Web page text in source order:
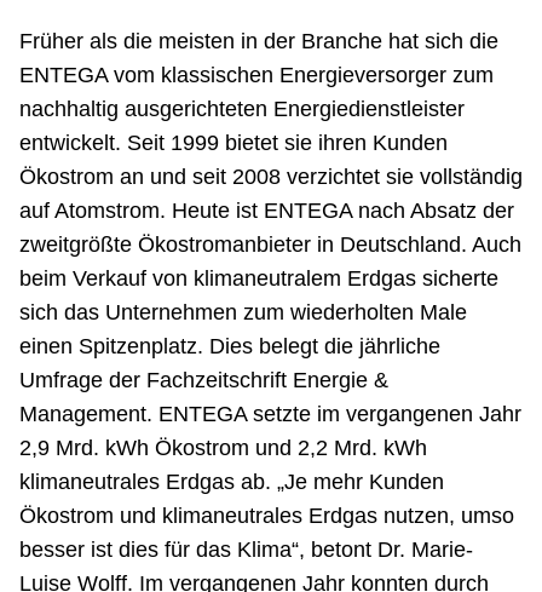
Früher als die meisten in der Branche hat sich die
ENTEGA vom klassischen Energieversorger zum
nachhaltig ausgerichteten Energiedienstleister
entwickelt. Seit 1999 bietet sie ihren Kunden
Ökostrom an und seit 2008 verzichtet sie vollständig
auf Atomstrom. Heute ist ENTEGA nach Absatz der
zweitgrößte Ökostromanbieter in Deutschland. Auch
beim Verkauf von klimaneutralem Erdgas sicherte
sich das Unternehmen zum wiederholten Male
einen Spitzenplatz. Dies belegt die jährliche
Umfrage der Fachzeitschrift Energie &
Management. ENTEGA setzte im vergangenen Jahr
2,9 Mrd. kWh Ökostrom und 2,2 Mrd. kWh
klimaneutrales Erdgas ab. „Je mehr Kunden
Ökostrom und klimaneutrales Erdgas nutzen, umso
besser ist dies für das Klima“, betont Dr. Marie-
Luise Wolff. Im vergangenen Jahr konnten durch